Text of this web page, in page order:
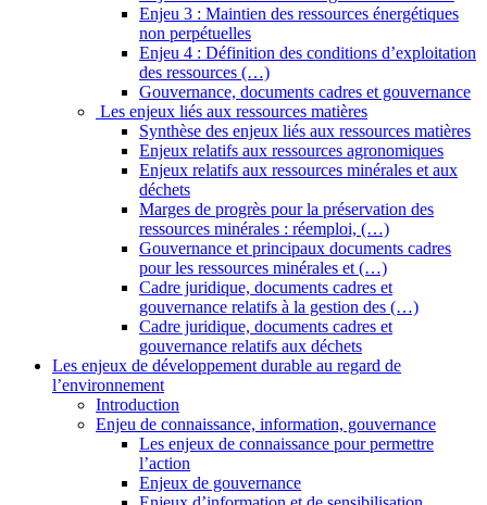
Enjeu 3 : Maintien des ressources énergétiques
non perpétuelles
Enjeu 4 : Définition des conditions d’exploitation
des ressources (…)
Gouvernance, documents cadres et gouvernance
Les enjeux liés aux ressources matières
Synthèse des enjeux liés aux ressources matières
Enjeux relatifs aux ressources agronomiques
Enjeux relatifs aux ressources minérales et aux
déchets
Marges de progrès pour la préservation des
ressources minérales : réemploi, (…)
Gouvernance et principaux documents cadres
pour les ressources minérales et (…)
Cadre juridique, documents cadres et
gouvernance relatifs à la gestion des (…)
Cadre juridique, documents cadres et
gouvernance relatifs aux déchets
Les enjeux de développement durable au regard de
l’environnement
Introduction
Enjeu de connaissance, information, gouvernance
Les enjeux de connaissance pour permettre
l’action
Enjeux de gouvernance